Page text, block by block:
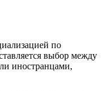
по
выбор между
иностранцами,